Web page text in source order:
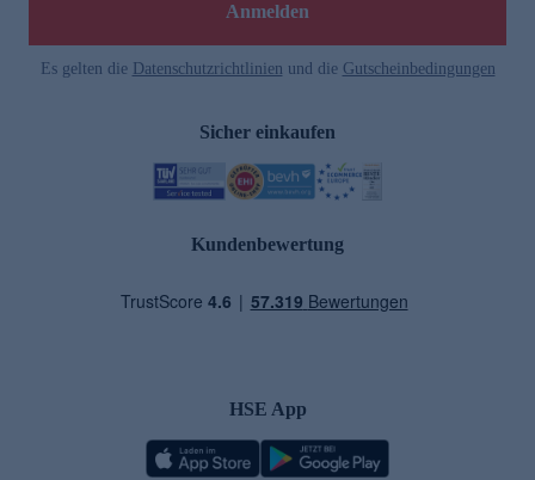
Anmelden
Es gelten die Datenschutzrichtlinien und die Gutscheinbedingungen
Sicher einkaufen
Kundenbewertung
HSE App